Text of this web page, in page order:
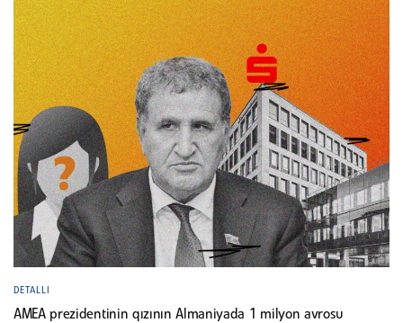
DETALLI
AMEA prezidentinin qızının Almaniyada 1 milyon avrosu